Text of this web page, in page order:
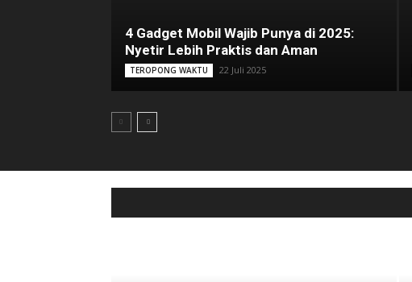
4 Gadget Mobil Wajib Punya di 2025:
Nyetir Lebih Praktis dan Aman
TEROPONG WAKTU 22 Juli 2025